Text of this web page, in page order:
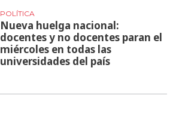
POLÍTICA
Nueva huelga nacional:
docentes y no docentes paran el
miércoles en todas las
universidades del país